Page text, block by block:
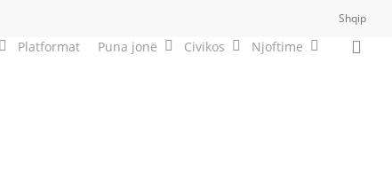
Shqip
Platformat Puna jonë Civikos Njoftime